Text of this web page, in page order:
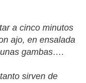
a cinco minutos
ajo, en ensalada
gambas….
sirven de